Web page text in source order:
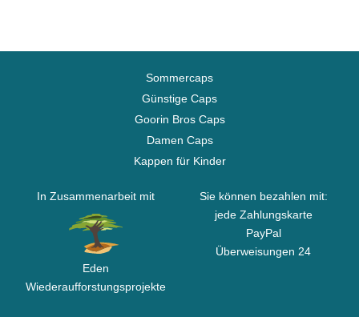
Sommercaps
Günstige Caps
Goorin Bros Caps
Damen Caps
Kappen für Kinder
In Zusammenarbeit mit
Eden
Wiederaufforstungsprojekte
Sie können bezahlen mit:
jede Zahlungskarte
PayPal
Überweisungen 24